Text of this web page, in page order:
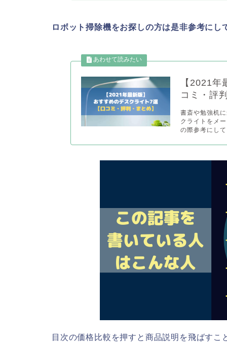
ロボット掃除機をお探しの方は是非参考にし
【2021
コミ・評
書斎や勉強机
クライトをメ
の際参考にし
目次の価格比較を押すと商品説明を飛ばすこ